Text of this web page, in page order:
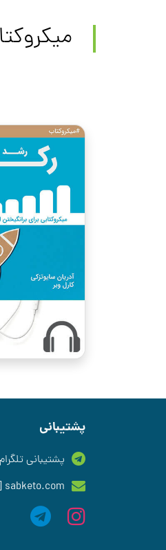
پشتیبانی
پشتیبانی تلگرام
sabketo.com